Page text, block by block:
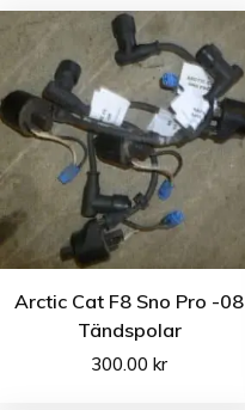
Arctic Cat F8 Sno Pro -08
Tändspolar
300.00kr